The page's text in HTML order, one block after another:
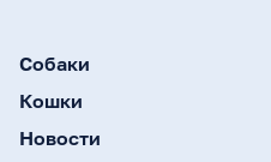
Собаки
Кошки
Новости